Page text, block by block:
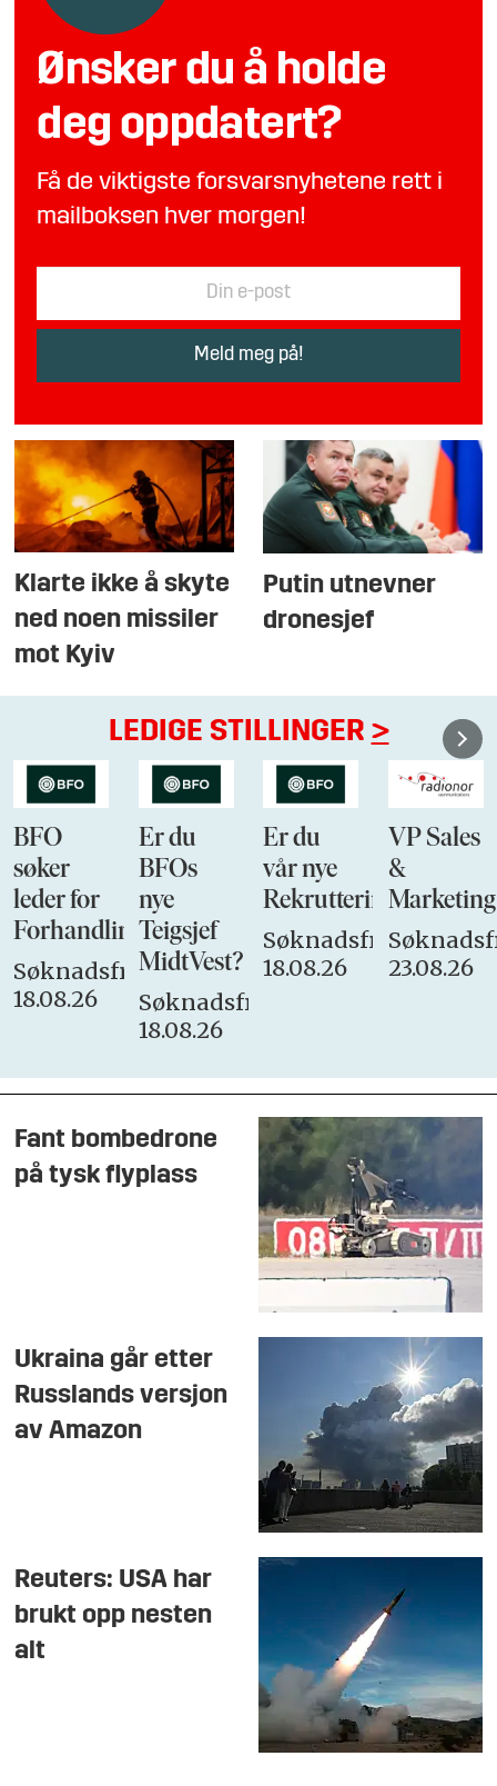
Ønsker du å holde
deg oppdatert?
Få de viktigste forsvarsnyhetene rett i
mailboksen hver morgen!
Klarte ikke å skyte
ned noen missiler
mot Kyiv
Putin utnevner
dronesjef
LEDIGE STILLINGER >
BFO
søker
leder for
Forhandlingsutvalget
Søknadsfrist:
18.08.26
Er du
BFOs
nye
Teigsjef
MidtVest?
Søknadsfrist:
18.08.26
Er du
vår nye
Søknadsfrist:
18.08.26
VP Sales
&
Marketing
23.08.26
Fant bombedrone
på tysk flyplass
Ukraina går etter
Russlands versjon
av Amazon
Reuters: USA har
brukt opp nesten
alt